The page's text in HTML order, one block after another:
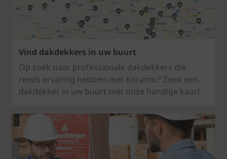
Vind dakdekkers in uw buurt
Op zoek naar professionale dakdekkers die
reeds ervaring hebben met Koramic? Zoek een
dakdekker in uw buurt met onze handige kaart.